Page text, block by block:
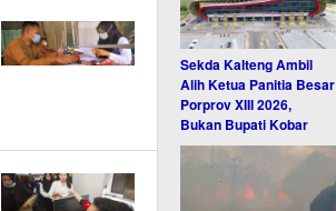
Sekda Kalteng Ambil
Alih Ketua Panitia Besar
Porprov XIII 2026,
Bukan Bupati Kobar